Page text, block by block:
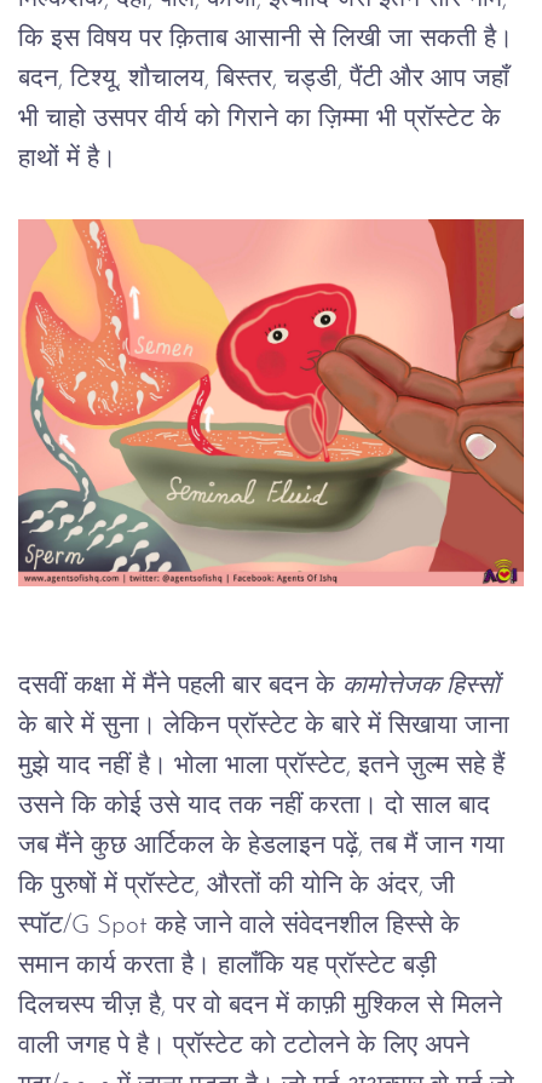
कि इस विषय पर क़िताब आसानी से लिखी जा सकती है।
बदन, टिश्यू, शौचालय, बिस्तर, चड्डी, पैंटी और आप जहाँ
भी चाहो उसपर वीर्य को गिराने का ज़िम्मा भी प्रॉस्टेट के
हाथों में है।
दसवीं कक्षा में मैंने पहली बार बदन के कामोत्तेजक हिस्सों
के बारे में सुना। लेकिन प्रॉस्टेट के बारे में सिखाया जाना
मुझे याद नहीं है। भोला भाला प्रॉस्टेट, इतने ज़ुल्म सहे हैं
उसने कि कोई उसे याद तक नहीं करता। दो साल बाद
जब मैंने कुछ आर्टिकल के हेडलाइन पढ़ें, तब मैं जान गया
कि पुरुषों में प्रॉस्टेट, औरतों की योनि के अंदर, जी
स्पॉट/G Spot कहे जाने वाले संवेदनशील हिस्से के
समान कार्य करता है। हालाँकि यह प्रॉस्टेट बड़ी
दिलचस्प चीज़ है, पर वो बदन में काफ़ी मुश्किल से मिलने
वाली जगह पे है। प्रॉस्टेट को टटोलने के लिए अपने